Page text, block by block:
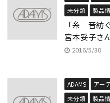
未分類
製品
「糸 音紡
宮本妥子さ
2016/5/30
ADAMS アー
未分類
製品